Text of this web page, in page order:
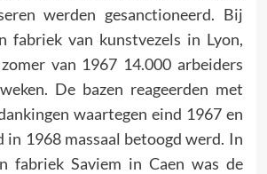
werden gesanctioneerd. Bij
fabriek van kunstvezels in Lyon,
van 1967 14.000 arbeiders
De bazen reageerden met
waartegen eind 1967 en
in 1968 massaal betoogd werd. In
fabriek Saviem in Caen was de